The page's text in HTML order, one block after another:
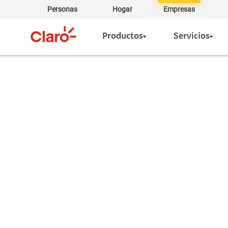
Personas Hogar Empresas
Productos Servicios